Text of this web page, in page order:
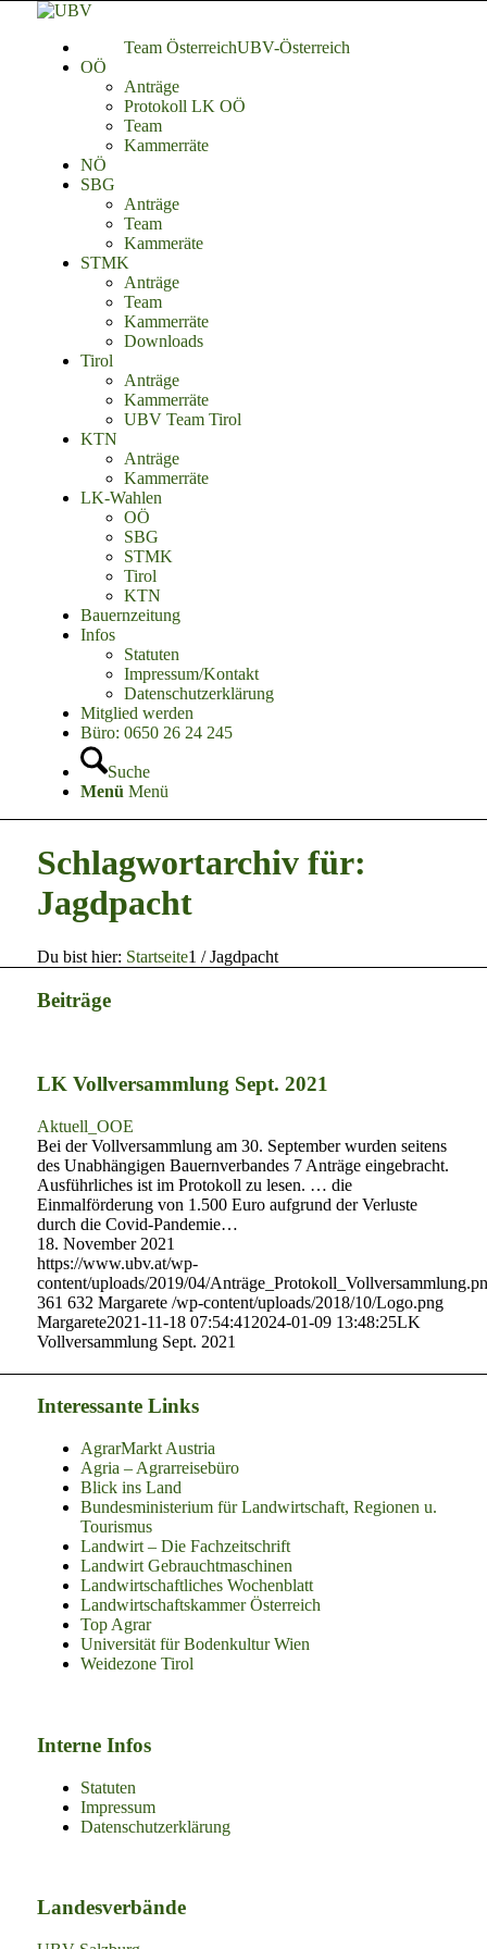
UBV-Österreich
Team Österreich
OÖ
Anträge
Protokoll LK OÖ
Team
Kammerräte
NÖ
SBG
Anträge
Team
Kammeräte
STMK
Anträge
Team
Kammerräte
Downloads
Tirol
Anträge
Kammerräte
UBV Team Tirol
KTN
Anträge
Kammerräte
LK-Wahlen
OÖ
SBG
STMK
Tirol
KTN
Bauernzeitung
Infos
Statuten
Impressum/Kontakt
Datenschutzerklärung
Mitglied werden
Büro: 0650 26 24 245
Suche
Menü Menü
Schlagwortarchiv für:
Jagdpacht
Du bist hier: Startseite1 / Jagdpacht
Beiträge
LK Vollversammlung Sept. 2021
Aktuell_OOE
Bei der Vollversammlung am 30. September wurden seitens
des Unabhängigen Bauernverbandes 7 Anträge eingebracht.
Ausführliches ist im Protokoll zu lesen. … die
Einmalförderung von 1.500 Euro aufgrund der Verluste
durch die Covid-Pandemie…
18. November 2021
https://www.ubv.at/wp-
content/uploads/2019/04/
361 632 Margarete /wp-content/uploads/2018/10/Logo.png
Margarete2021-11-18 07:54:41 2024-01-09 13:48:25LK
Vollversammlung Sept. 2021
Interessante Links
AgrarMarkt Austria
Agria – Agrarreisebüro
Blick ins Land
Bundesministerium für Landwirtschaft, Regionen u.
Tourismus
Landwirt – Die Fachzeitschrift
Landwirt Gebrauchtmaschinen
Landwirtschaftliches Wochenblatt
Landwirtschaftskammer Österreich
Top Agrar
Universität für Bodenkultur Wien
Weidezone Tirol
Interne Infos
Statuten
Impressum
Datenschutzerklärung
Landesverbände